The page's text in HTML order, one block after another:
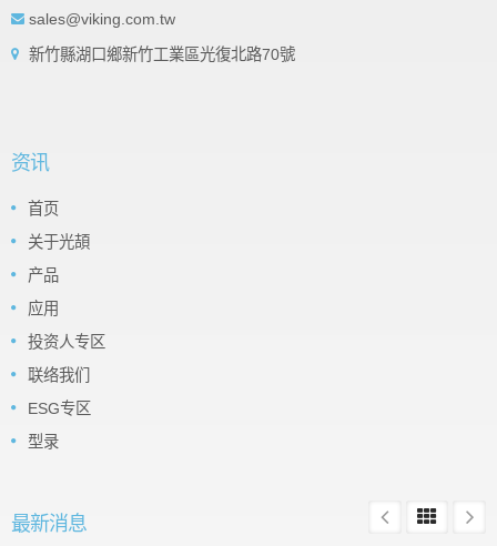
sales@viking.com.tw
新竹縣湖口鄉新竹工業區光復北路70號
资讯
首页
关于光頡
产品
应用
投资人专区
联络我们
ESG专区
型录
最新消息